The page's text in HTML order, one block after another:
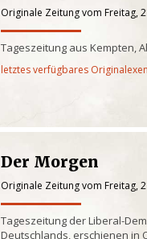
Originale Zeitung vom Freitag,
Tageszeitung aus Kempten,
letztes verfügbares
Der Morgen
Originale Zeitung vom Freitag,
Tageszeitung der Liberal-
Deutschlands, erschienen in